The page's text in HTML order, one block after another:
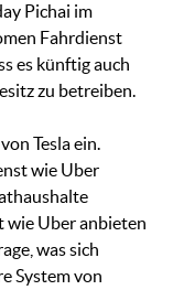
Pichai im
Fahrdienst
es künftig auch
zu betreiben.
Tesla ein.
wie Uber
wie Uber anbieten
was sich
System von